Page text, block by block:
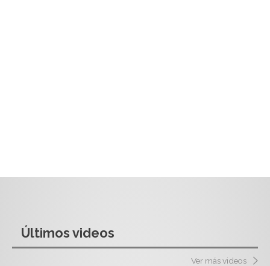
Últimos videos
Ver más videos